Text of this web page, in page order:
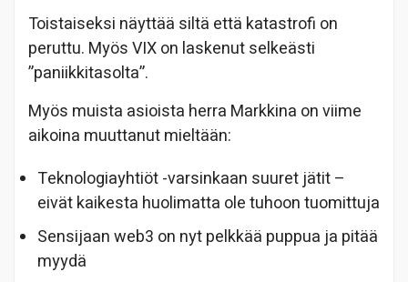
Toistaiseksi näyttää siltä että katastrofi on
peruttu. Myös VIX on laskenut selkeästi
”paniikkitasolta”.
Myös muista asioista herra Markkina on viime
aikoina muuttanut mieltään:
Teknologiayhtiöt -varsinkaan suuret jätit –
eivät kaikesta huolimatta ole tuhoon tuomittuja
Sensijaan web3 on nyt pelkkää puppua ja pitää
myydä